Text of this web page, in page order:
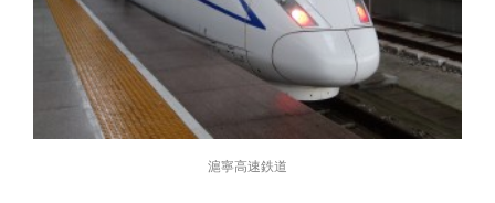
滬寧高速鉄道